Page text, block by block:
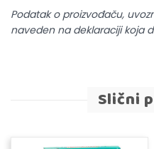
Podatak o proizvođaču,
naveden na deklaraciji koja
Slični